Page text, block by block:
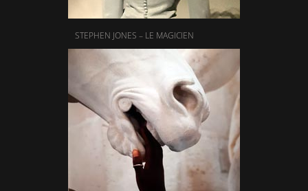
STEPHEN JONES – LE MAGICIEN